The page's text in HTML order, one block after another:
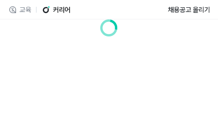
교육 커리어 채용공고 올리기